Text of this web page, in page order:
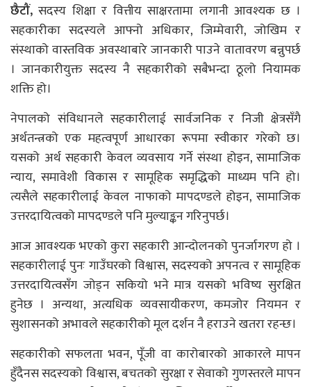
छैटौं, सदस्य शिक्षा र वित्तीय साक्षरतामा लगानी आवश्यक छ ।
सहकारीका सदस्यले आफ्नो अधिकार, जिम्मेवारी, जोखिम र
संस्थाको वास्तविक अवस्थाबारे जानकारी पाउने वातावरण बन्नुपर्छ
। जानकारीयुक्त सदस्य नै सहकारीको सबैभन्दा ठूलो नियामक
शक्ति हो।
नेपालको संविधानले सहकारीलाई सार्वजनिक र निजी क्षेत्रसँगै
अर्थतन्त्रको एक महत्वपूर्ण आधारका रूपमा स्वीकार गरेको छ।
यसको अर्थ सहकारी केवल व्यवसाय गर्ने संस्था होइन, सामाजिक
न्याय, समावेशी विकास र सामूहिक समृद्धिको माध्यम पनि हो।
त्यसैले सहकारीलाई केवल नाफाको मापदण्डले होइन, सामाजिक
उत्तरदायित्वको मापदण्डले पनि मुल्याङ्कन गरिनुपर्छ।
आज आवश्यक भएको कुरा सहकारी आन्दोलनको पुनर्जागरण हो ।
सहकारीलाई पुनः गाउँघरको विश्वास, सदस्यको अपनत्व र सामूहिक
उत्तरदायित्वसँग जोड्न सकियो भने मात्र यसको भविष्य सुरक्षित
हुनेछ । अन्यथा, अत्यधिक व्यवसायीकरण, कमजोर नियमन र
सुशासनको अभावले सहकारीको मूल दर्शन नै हराउने खतरा रहन्छ।
सहकारीको सफलता भवन, पूँजी वा कारोबारको आकारले मापन
हुँदैनस सदस्यको विश्वास, बचतको सुरक्षा र सेवाको गुणस्तरले मापन